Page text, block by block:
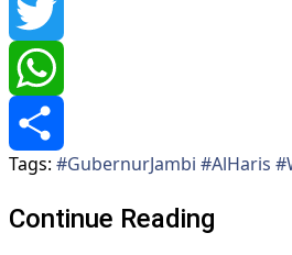
Facebook
Twitter
WhatsApp
Share
Tags: #GubernurJambi #AlHaris
Continue Reading